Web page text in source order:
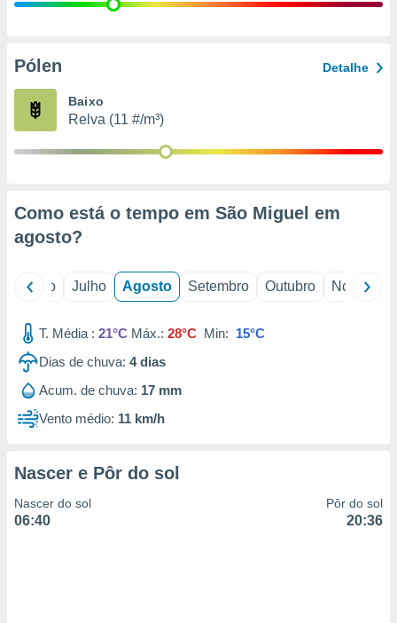
e
de
Pólen Detalhe
Baixo
Relva (11 #/m³)
Como está o tempo em São Miguel em
agosto?
Junho Julho Agosto Setembro Outubro Novembro
T. Média : 21°C Máx.: 28°C Min: 15°C
Dias de chuva: 4dias
Acum. de chuva: 17 mm
Vento médio: 11 km/h
Nascer e Pôr do sol
Nascer do sol
06:40
Pôr do sol
20:36